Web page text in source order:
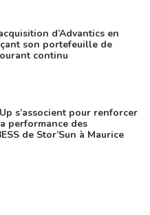
d’Advantics en
son portefeuille de
continu
s’associent pour renforcer
performance des
de Stor’Sun à Maurice